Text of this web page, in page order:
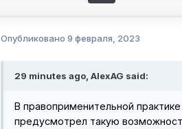
Опубликовано 9 февраля, 2023
29 minutes ago, AlexAG said:
В правоприменительной
предусмотрел такую